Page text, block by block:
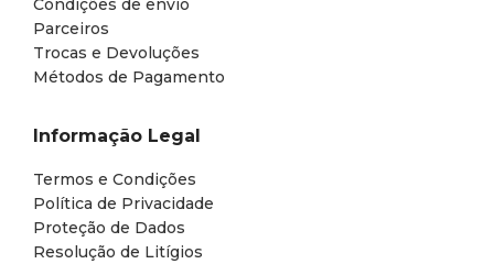
Condições de envio
Parceiros
Trocas e Devoluções
Métodos de Pagamento
Informação Legal
Termos e Condições
Política de Privacidade
Proteção de Dados
Resolução de Litígios